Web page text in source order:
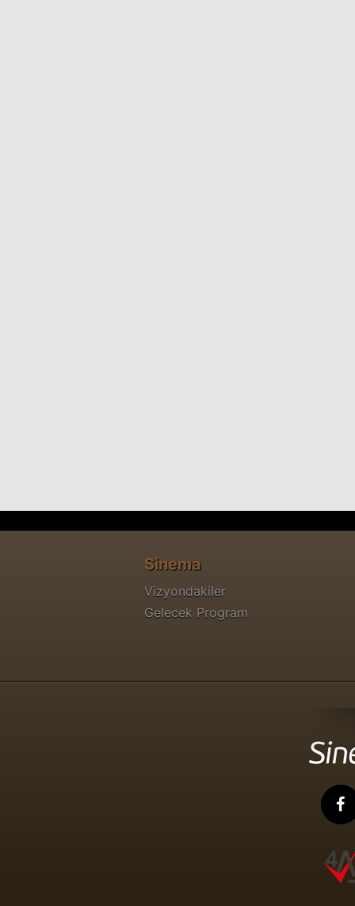
Sinema
Vizyondakiler
Gelecek Program